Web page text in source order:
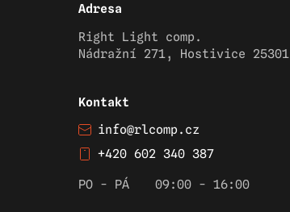
Adresa
Right Light comp.
Nádražní 271, Hostivice 25301
Kontakt
info@rlcomp.cz
+420 602 340 387
PO - PÁ 09:00 - 16:00